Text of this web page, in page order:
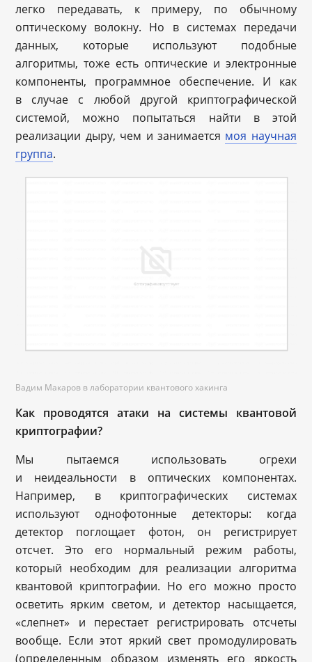
легко передавать, к примеру, по обычному
оптическому волокну. Но в системах передачи
данных, которые используют подобные
алгоритмы, тоже есть оптические и электронные
компоненты, программное обеспечение. И как
в случае с любой другой криптографической
системой, можно попытаться найти в этой
реализации дыру, чем и занимается моя научная
группа.
Вадим Макаров в лаборатории квантового хакинга
Как проводятся атаки на системы квантовой
криптографии?
Мы пытаемся использовать огрехи
и неидеальности в оптических компонентах.
Например, в криптографических системах
используют однофотонные детекторы: когда
детектор поглощает фотон, он регистрирует
отсчет. Это его нормальный режим работы,
который необходим для реализации алгоритма
квантовой криптографии. Но его можно просто
осветить ярким светом, и детектор насыщается,
«слепнет» и перестает регистрировать отсчеты
вообще. Если этот яркий свет промодулировать
(определенным образом изменять его яркость